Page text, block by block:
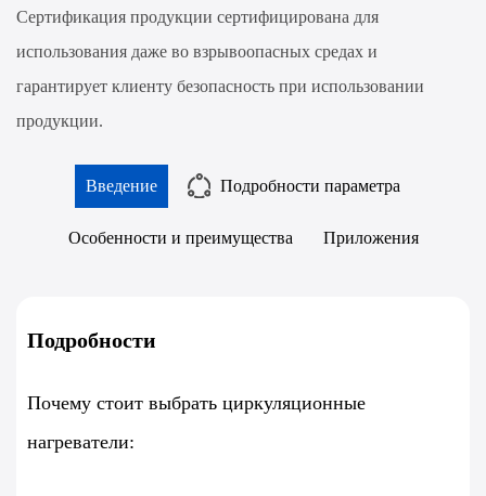
Сертификация продукции сертифицирована для
использования даже во взрывоопасных средах и
гарантирует клиенту безопасность при использовании
продукции.
Введение Подробности параметра
Особенности и преимущества Приложения
Подробности
Почему стоит выбрать циркуляционные
нагреватели: